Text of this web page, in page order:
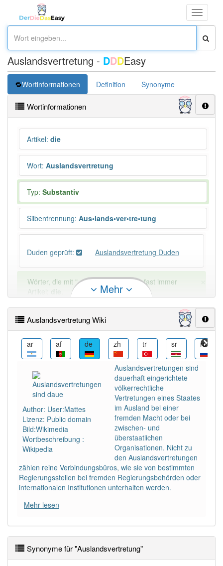
Toggle
Auslandsvertretung - DDDEasy
Wortinformationen Definition Synonyme
Wortinformationen
Artikel: die
Wort: Auslandsvertretung
Typ: Substantiv
Silbentrennung: Aus•lands•ver•tre•tung
Duden geprüft: Auslandsvertretung Duden
Wörter, die mit "-ung" enden, haben fast immer
Artikel:
die
Ausnahmen
Beispiele
DIE:
11 043
DAS:
Ausnahmen Beispiele
PowerIndex:
Häufigkeit: 4 von 10
Wörter mit Endung -auslandsvertretung: 1
Wörter mit Endung-auslandsvertretung aber mit
einem anderen Artikeldie: 0
92% unserer Spielapp-Nutzer haben den Artikel
Mehr
Auslandsvertretung Wiki
ar af de zh tr sr ru
Author: User:Mattes
Lizenz: Public domain
Bild:Wikimedia
Wortbeschreibung :
Wikipedia
Auslandsvertretungen sind
dauerhaft eingerichtete
völkerrechtliche
Vertretungen eines Staates
im Ausland bei einer
fremden Macht oder bei
zwischen- und
überstaatlichen
Organisationen. Nicht zu
den Auslandsvertretungen
zählen reine Verbindungsbüros, wie sie von bestimmten
Regierungsstellen bei fremden Regierungsbehörden oder
internationalen Institutionen unterhalten werden.
Mehr lesen
Synonyme für "Auslandsvertretung"